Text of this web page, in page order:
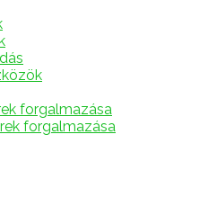
forgalmazása
forgalmazása